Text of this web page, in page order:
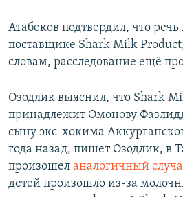
Атабеков подтвердил, что
поставщике Shark Milk
словам, расследование ещё
Озодлик выяснил, что Shark
принадлежит Омонову
сыну экс-хокима
года назад, пишет Озодлик, в
произошел аналогичный
детей произошло из-за